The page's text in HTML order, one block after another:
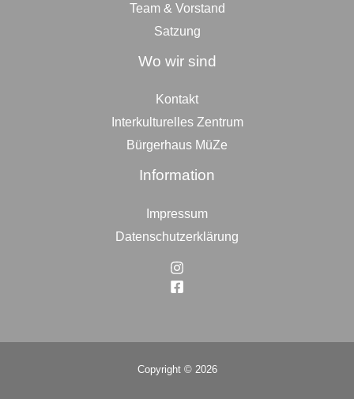
Team & Vorstand
Satzung
Wo wir sind
Kontakt
Interkulturelles Zentrum
Bürgerhaus MüZe
Information
Impressum
Datenschutzerklärung
Copyright © 2026